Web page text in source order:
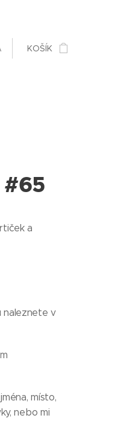
KOŠÍK
a
naleznete v
místo,
nebo mi